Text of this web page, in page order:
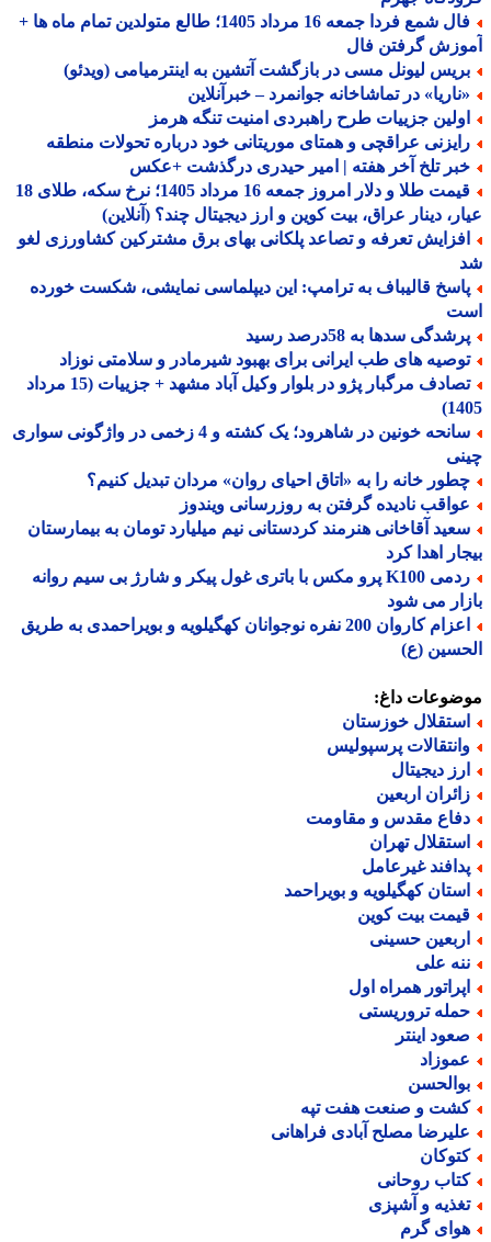
فال شمع فردا جمعه 16 مرداد 1405؛ طالع متولدین تمام ماه ها +
گرفتن فال
لیونل مسی در بازگشت آتشین به اینترمیامی (ویدئو)
در تماشاخانه جوانمرد – خبرآنلاین
جزییات طرح راهبردی امنیت تنگه هرمز
عراقچی و همتای موریتانی خود درباره تحولات منطقه
تلخ آخر هفته | امیر حیدری درگذشت +عکس
قیمت طلا و دلار امروز جمعه 16 مرداد 1405؛ نرخ سکه، طلای 18
دینار عراق، بیت کوین و ارز دیجیتال چند؟ (آنلاین)
تعرفه و تصاعد پلکانی بهای برق مشترکین کشاورزی لغو
قالیباف به ترامپ: این دیپلماسی نمایشی، شکست خورده
سدها به 58درصد رسید
های طب ایرانی برای بهبود شیرمادر و سلامتی نوزاد
تصادف مرگبار پژو در بلوار وکیل آباد مشهد + جزییات (15 مرداد
سانحه خونین در شاهرود؛ یک کشته و 4 زخمی در واژگونی سواری
خانه را به «اتاق احیای روان» مردان تبدیل کنیم؟
نادیده گرفتن به روزرسانی ویندوز
آقاخانی هنرمند کردستانی نیم میلیارد تومان به بیمارستان
اهدا کرد
ردمی K100 پرو مکس با باتری غول پیکر و شارژ بی سیم روانه
می شود
اعزام کاروان 200 نفره نوجوانان کهگیلویه و بویراحمدی به طریق
(ع)
داغ:
خوزستان
پرسپولیس
دیجیتال
اربعین
مقدس و مقاومت
تهران
غیرعامل
کهگیلویه و بویراحمد
بیت کوین
حسینی
علی
همراه اول
تروریستی
اینتر
و صنعت هفت تپه
مصلح آبادی فراهانی
روحانی
و آشپزی
گرم